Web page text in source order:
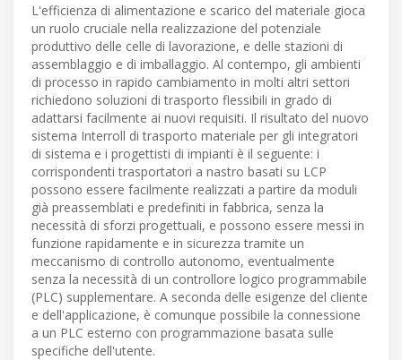
L'efficienza di alimentazione e scarico del materiale gioca
un ruolo cruciale nella realizzazione del potenziale
produttivo delle celle di lavorazione, e delle stazioni di
assemblaggio e di imballaggio. Al contempo, gli ambienti
di processo in rapido cambiamento in molti altri settori
richiedono soluzioni di trasporto flessibili in grado di
adattarsi facilmente ai nuovi requisiti. Il risultato del nuovo
sistema Interroll di trasporto materiale per gli integratori
di sistema e i progettisti di impianti è il seguente: i
corrispondenti trasportatori a nastro basati su LCP
possono essere facilmente realizzati a partire da moduli
già preassemblati e predefiniti in fabbrica, senza la
necessità di sforzi progettuali, e possono essere messi in
funzione rapidamente e in sicurezza tramite un
meccanismo di controllo autonomo, eventualmente
senza la necessità di un controllore logico programmabile
(PLC) supplementare. A seconda delle esigenze del cliente
e dell'applicazione, è comunque possibile la connessione
a un PLC esterno con programmazione basata sulle
specifiche dell'utente.